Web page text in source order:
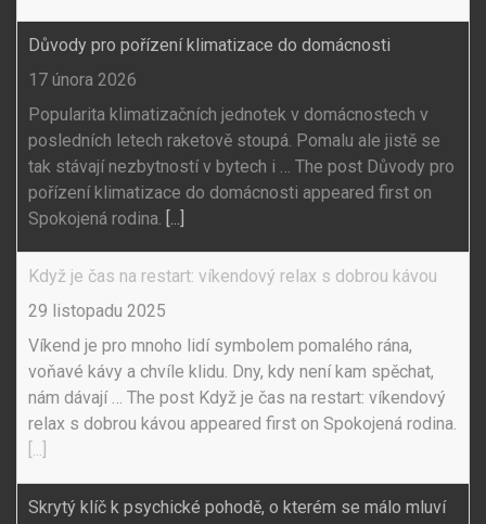
Důvody pro pořízení klimatizace do domácnosti
17 února 2026
Popularita klimatizačních jednotek v domácnostech v
posledních letech raketově stoupá. Pomalu ale jistě se
tak stávají nezbytností v bytech i … The post Důvody pro
pořízení klimatizace do domácnosti appeared first on
Spokojená rodina. [...]
Když je čas na restart: víkendový relax s dobrou kávou
29 listopadu 2025
Víkend je pro mnoho lidí symbolem pomalého rána,
voňavé kávy a chvíle klidu. Dny, kdy není kam spěchat,
nám dávají … The post Když je čas na restart: víkendový
relax s dobrou kávou appeared first on Spokojená rodina.
Skrytý klíč k psychické pohodě, o kterém se málo mluví